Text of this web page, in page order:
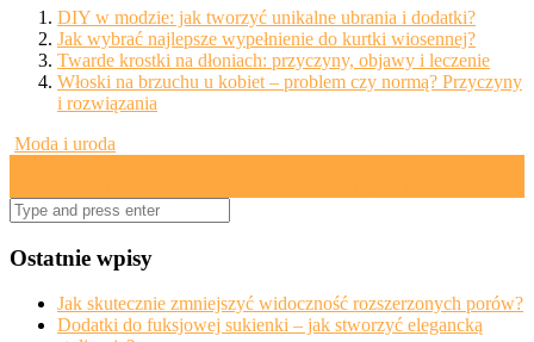
DIY w modzie: jak tworzyć unikalne ubrania i dodatki?
Jak wybrać najlepsze wypełnienie do kurtki wiosennej?
Twarde krostki na dłoniach: przyczyny, objawy i leczenie
Włoski na brzuchu u kobiet – problem czy normą? Przyczyny
i rozwiązania
Moda i uroda
navigation
Search
for:
Ostatnie wpisy
Jak skutecznie zmniejszyć widoczność rozszerzonych porów?
Dodatki do fuksjowej sukienki – jak stworzyć elegancką